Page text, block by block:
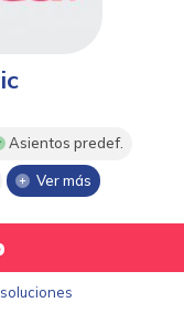
Asientos predef.
Ver más